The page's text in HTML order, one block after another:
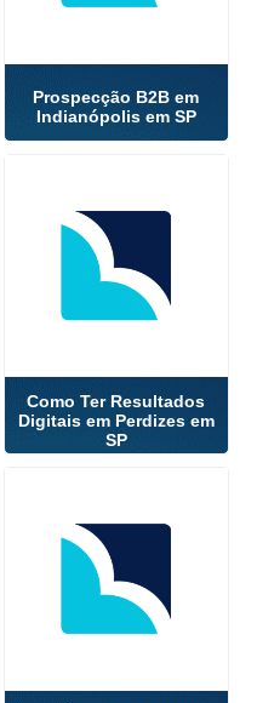
Prospecção B2B em
Indianópolis em SP
Como Ter Resultados
Digitais em Perdizes em
SP